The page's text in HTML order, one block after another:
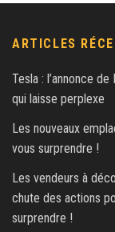
ARTICLES
Tesla : l’annonce
qui laisse perplexe
Les nouveaux
vous surprendre !
Les vendeurs à
chute des actions
surprendre !